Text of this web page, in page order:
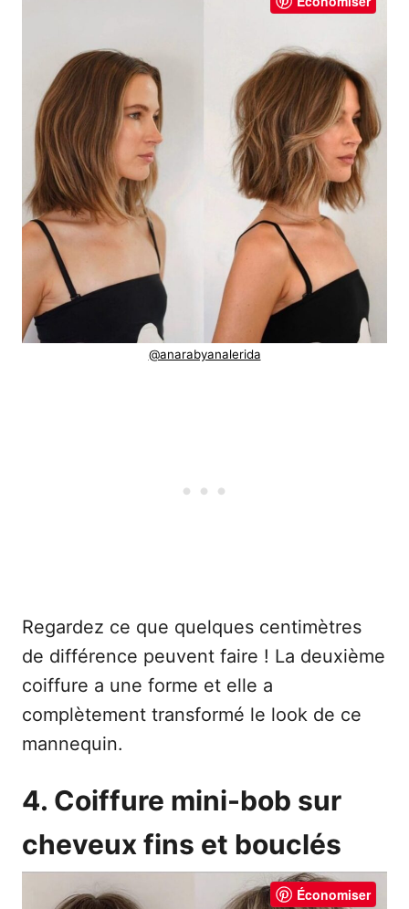
@anarabyanalerida
Regardez ce que quelques centimètres
de différence peuvent faire ! La deuxième
coiffure a une forme et elle a
complètement transformé le look de ce
mannequin.
4. Coiffure mini-bob sur
cheveux fins et bouclés
Économiser